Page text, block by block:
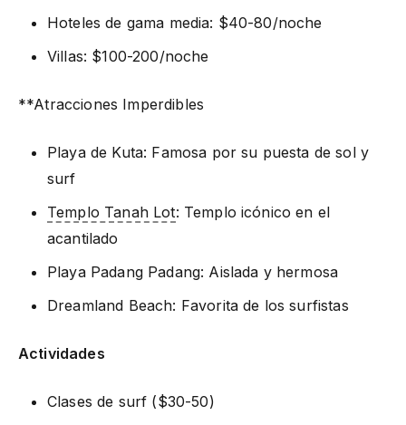
Hoteles de gama media: $40-80/noche
Villas: $100-200/noche
**Atracciones Imperdibles
Playa de Kuta: Famosa por su puesta de sol y
surf
Templo Tanah Lot: Templo icónico en el
acantilado
Playa Padang Padang: Aislada y hermosa
Dreamland Beach: Favorita de los surfistas
Actividades
Clases de surf ($30-50)